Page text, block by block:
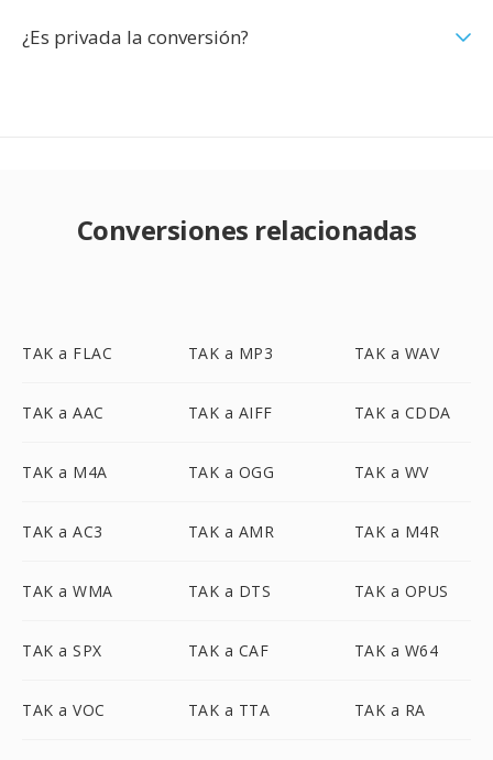
¿Es privada la conversión?
Conversiones relacionadas
TAK a FLAC TAK a MP3 TAK a WAV
TAK a AAC TAK a AIFF TAK a CDDA
TAK a M4A TAK a OGG TAK a WV
TAK a AC3 TAK a AMR TAK a M4R
TAK a WMA TAK a DTS TAK a OPUS
TAK a SPX TAK a CAF TAK a W64
TAK a VOC TAK a TTA TAK a RA